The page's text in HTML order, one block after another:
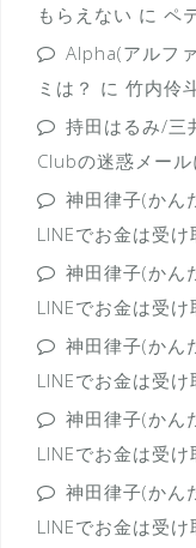
もらえない に ペ
Alpha(アルフ
ミは？ に 竹内伶
持田はるみ/三
Clubの迷惑メール
神田律子(かん
LINEでお金は受け
神田律子(かん
LINEでお金は受け
神田律子(かん
LINEでお金は受け
神田律子(かん
LINEでお金は受け
神田律子(かん
LINEでお金は受け